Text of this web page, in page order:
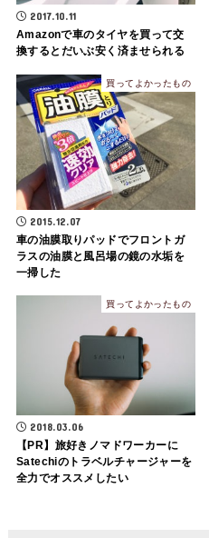
2017.10.11
Amazonで車のタイヤを買って交
換するとだいぶ安く済ませられる
買ってよかったもの
2015.12.07
車の油膜取りパッドでフロントガ
ラスの油膜と風呂場の鏡の水垢を
一掃した
買ってよかったもの
2018.03.06
【PR】旅好きノマドワーカーに
Satechiのトラベルチャージャーを
全力でオススメしたい